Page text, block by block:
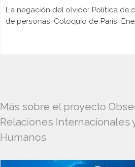
La negación del olvido: Política de
de personas. Coloquio de París,
Más sobre el proyecto
Relaciones Internacionales
Humanos